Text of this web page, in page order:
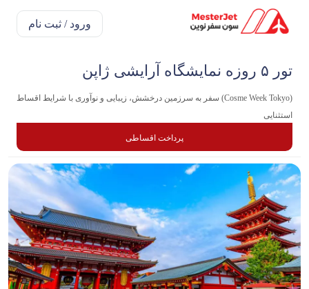
ورود / ثبت نام
تور ۵ روزه نمایشگاه آرایشی ژاپن
(Cosme Week Tokyo) سفر به سرزمین درخشش، زیبایی و نوآوری با شرایط اقساط
استثنایی
پرداخت اقساطی